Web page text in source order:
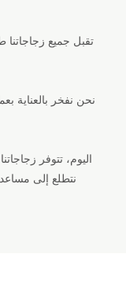
تقبل جميع
نحن نفخر بالعناية
نتطلع إلى